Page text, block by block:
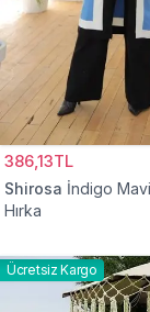
386,13TL
Shirosa İndigo
Hırka
Ücretsiz Kargo